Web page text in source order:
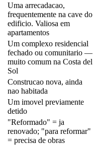
Uma arrecadacao,
frequentemente na cave do
edificio. Valiosa em
apartamentos
Um complexo residencial
fechado ou comunitario —
muito comum na Costa del
Sol
Construcao nova, ainda
nao habitada
Um imovel previamente
detido
"Reformado" = ja
renovado; "para reformar"
= precisa de obras